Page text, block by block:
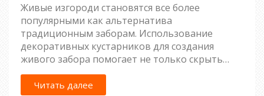
Живые изгороди становятся все более
популярными как альтернатива
традиционным заборам. Использование
декоративных кустарников для создания
живого забора помогает не только скрыть
участок от посторонних глаз, но и украсить
сад. В статье рассматриваются различные
Читать далее